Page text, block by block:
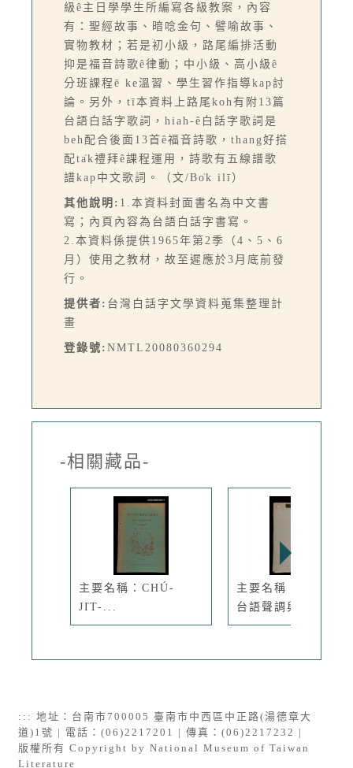
級ê主日學學生所編寫各級教案，內容
有：聖經故事、暗唸金句、譬喻故事、
實物教材；若是初小級，路尾編排活動
抑是福音詩歌ê律動；中小級、高小級ê
分班課程ē ke溫習、學生習作指導kap討
論。另外，tī本資料上路尾koh有附13篇
台語白話字歌詞，hiah-ê白話字歌詞是
beh配合後面13首ê福音詩歌，thang好搭
配ta̍k禮拜ê課程運用，詩歌有五線譜歌
譜kap中文歌詞。（文/Bo̍k ilī）
其他說明: 1.本資料封面書名為中文書
寫；內頁內容為台語白話字書寫。
2.本資料係提供1965年第2季（4、5、6
月）使用之教材，故至遲應於3月底前發
行。
提供者: 台灣白話字文學資料蒐集整理計
畫
登錄號: NMTL20080360294
-相關藏品-
主要名稱：CHÚ-
JI̍T-...
主要名稱：無題名：
台語聲調與...
::: 地址：台南市700005 臺南市中西區中正路(湯德章大
道)1號 | 電話：(06)2217201 | 傳真：(06)2217232 |
版權所有 Copyright by National Museum of Taiwan
Literature